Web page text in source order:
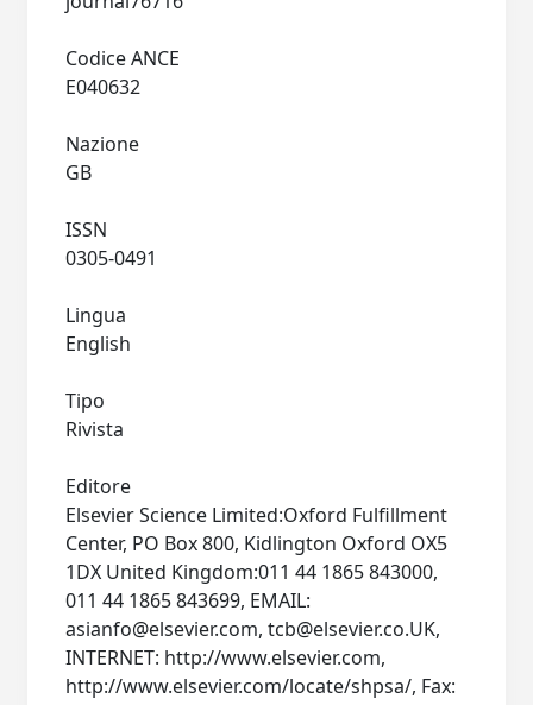
Codice ANCE
Nazione
ISSN
Lingua
Tipo
Rivista
Editore
Elsevier Science Limited:Oxford Fulfillment
Center, PO Box 800, Kidlington Oxford OX5
1DX United Kingdom:011 44 1865 843000,
011 44 1865 843699, EMAIL:
asianfo@elsevier.com,tcb@elsevier.co.UK,
INTERNET: http://www.elsevier.com,
http://www.elsevier.com/locate/shpsa/, Fax: